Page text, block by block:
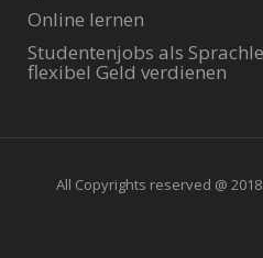
Online lernen
Studentenjobs als
flexibel Geld verdienen
All Copyrights reserved @